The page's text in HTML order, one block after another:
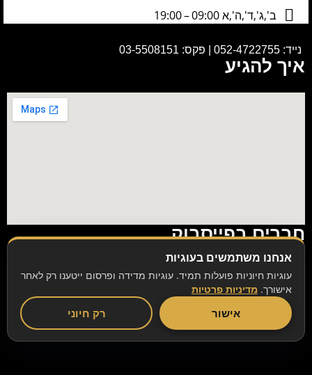
ב',ג',ד',ה',א 09:00 – 19:00
נייד: 052-4722755 פקס: 03-5508151
איך להגיע
חברים בפייסבוק
אנחנו משתמשים בעוגיות
עוגיות חיוניות פועלות תמיד. עוגיות מדידה ופרסום ייטענו רק לאחר
אישורך. מדיניות פרטיות
אישור רק חיוני